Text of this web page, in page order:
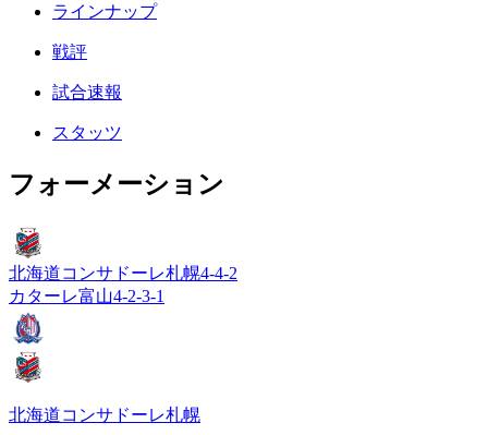
ラインナップ
戦評
試合速報
スタッツ
フォーメーション
北海道コンサドーレ札幌4-4-2
カターレ富山4-2-3-1
北海道コンサドーレ札幌